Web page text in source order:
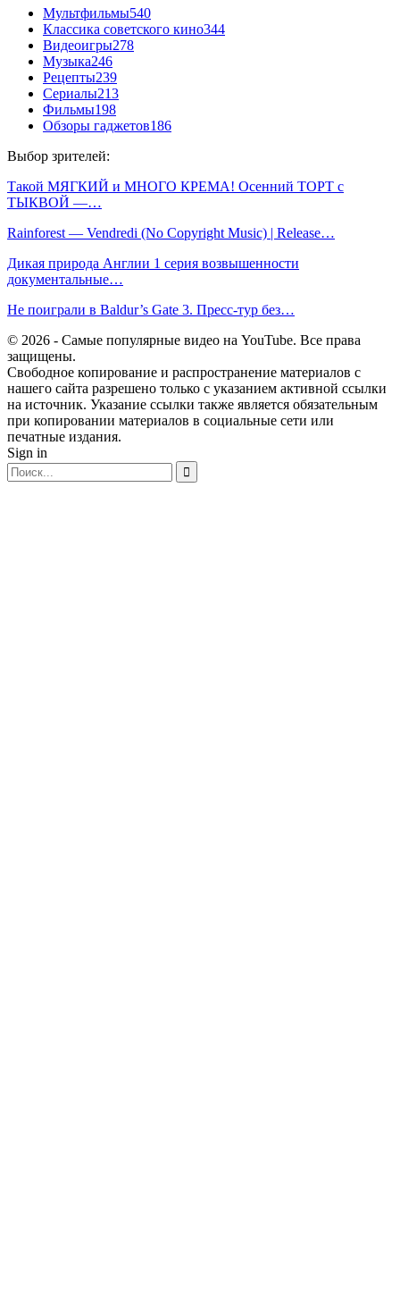
Мультфильмы540
Классика советского кино344
Видеоигры278
Музыка246
Рецепты239
Сериалы213
Фильмы198
Обзоры гаджетов186
Выбор зрителей:
Такой МЯГКИЙ и МНОГО КРЕМА! Осенний ТОРТ с
ТЫКВОЙ —…
Rainforest — Vendredi (No Copyright Music) | Release…
Дикая природа Англии 1 серия возвышенности
документальные…
Не поиграли в Baldur’s Gate 3. Пресс-тур без…
© 2026 - Самые популярные видео на YouTube. Все права
защищены.
Свободное копирование и распространение материалов с
нашего сайта разрешено только с указанием активной ссылки
на источник. Указание ссылки также является обязательным
при копировании материалов в социальные сети или
печатные издания.
Sign in